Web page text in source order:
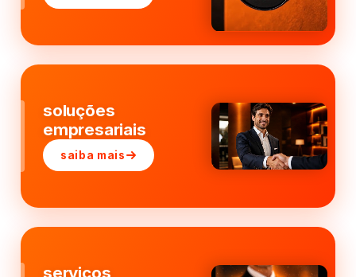
soluções
empresariais
saiba mais
serviços